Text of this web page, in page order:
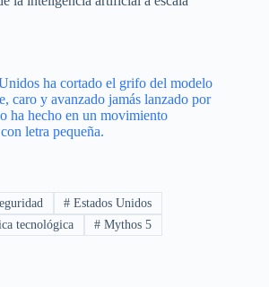
ha cortado el grifo del modelo
caro y avanzado jamás lanzado por
ha hecho en un movimiento
letra pequeña.
# Estados Unidos
tecnológica # Mythos 5